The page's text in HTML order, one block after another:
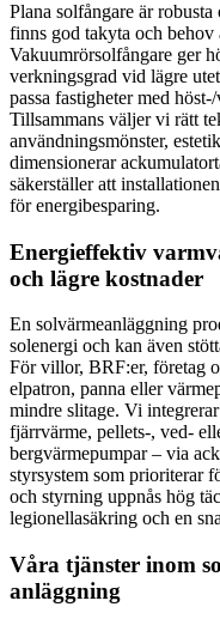
Plana solfångare är
finns god takyta och
Vakuumrörsolfångare ger
verkningsgrad vid lägre
passa fastigheter med
Tillsammans väljer vi rätt
användningsmönster,
dimensionerar
säkerställer att
för energibesparing.
Energieffektiv
och lägre kostnader
En solvärmeanläggning
solenergi och kan även
För villor, BRF:er, företag
elpatron, panna eller
mindre slitage. Vi
fjärrvärme, pellets-, ved-
bergvärmepumpar – via
styrsystem som prioriterar
och styrning uppnås hög
legionellasäkring och en
Våra tjänster inom
anläggning